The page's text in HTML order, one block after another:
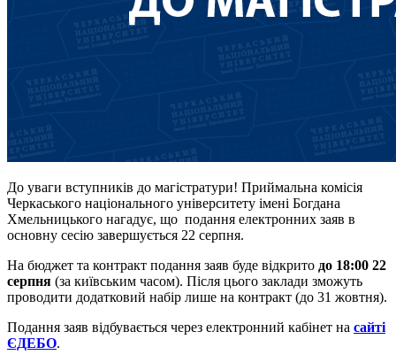
До уваги вступників до магістратури! Приймальна комісія
Черкаського національного університету імені Богдана
Хмельницького нагадує, що подання електронних заяв в
основну сесію завершується 22 серпня.
На бюджет та контракт подання заяв буде відкрито до 18:00 22
серпня (за київським часом). Після цього заклади зможуть
проводити додатковий набір лише на контракт (до 31 жовтня).
Подання заяв відбувається через електронний кабінет на сайті
ЄДЕБО.